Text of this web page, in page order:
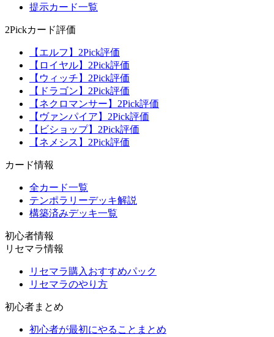
提示カード一覧
2Pickカード評価
【エルフ】2Pick評価
【ロイヤル】2Pick評価
【ウィッチ】2Pick評価
【ドラゴン】2Pick評価
【ネクロマンサー】2Pick評価
【ヴァンパイア】2Pick評価
【ビショップ】2Pick評価
【ネメシス】2Pick評価
カード情報
全カード一覧
テンポラリーデッキ解説
構築済みデッキ一覧
初心者情報
リセマラ情報
リセマラ購入おすすめパック
リセマラのやり方
初心者まとめ
初心者が最初にやることまとめ